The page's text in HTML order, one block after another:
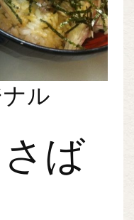
ル
ば